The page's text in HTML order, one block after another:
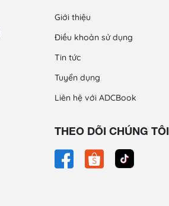
Giới thiệu
Điều khoản sử dụng
Tin tức
Tuyển dụng
Liên hệ với ADCBook
THEO DÕI CHÚNG TÔI